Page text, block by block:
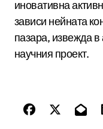
иновативна
зависи нейната
пазара, извежда в
научния проект.